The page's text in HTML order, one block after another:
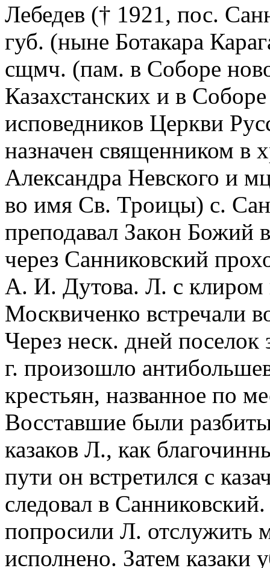
Лебедев († 1921, пос.
губ. (ныне Ботакара
сщмч. (пам. в Соборе
Казахстанских и в
исповедников Церкви
назначен священником в
Александра Невского и
во имя Св. Троицы) с.
преподавал Закон Божий
через Санниковский
А. И. Дутова. Л. с
Москвиченко встречали
Через неск. дней
г. произошло
крестьян, названное по
Восставшие были
казаков Л., как
пути он встретился с
следовал в
попросили Л. отслужить
исполнено. Затем казаки